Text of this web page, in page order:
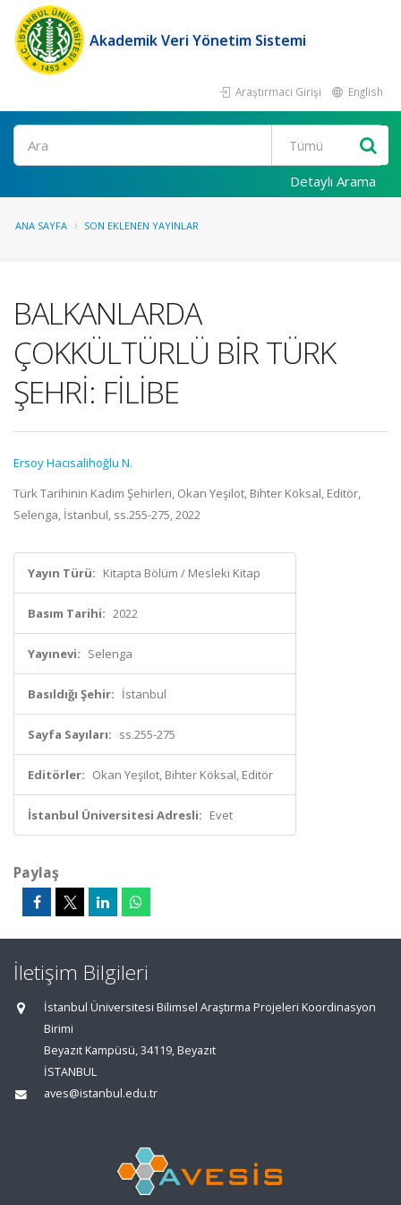
Akademik Veri Yönetim Sistemi
Araştırmacı Girişi English
Ara
Detaylı Arama
ANA SAYFA SON EKLENEN YAYINLAR
BALKANLARDA
ÇOKKÜLTÜRLÜ BİR TÜRK
ŞEHRİ: FİLİBE
Ersoy Hacısalihoğlu N.
Türk Tarihinin Kadim Şehirleri, Okan Yeşilot, Bihter Köksal, Editör,
Selenga, İstanbul, ss.255-275, 2022
Yayın Türü: Kitapta Bölüm / Mesleki Kitap
Basım Tarihi: 2022
Yayınevi: Selenga
Basıldığı Şehir: İstanbul
Sayfa Sayıları: ss.255-275
Editörler: Okan Yeşilot, Bihter Köksal, Editör
İstanbul Üniversitesi Adresli: Evet
Paylaş
İletişim Bilgileri
İstanbul Üniversitesi Bilimsel Araştırma Projeleri Koordinasyon
Birimi
Beyazıt Kampüsü, 34119, Beyazıt
İSTANBUL
aves@istanbul.edu.tr